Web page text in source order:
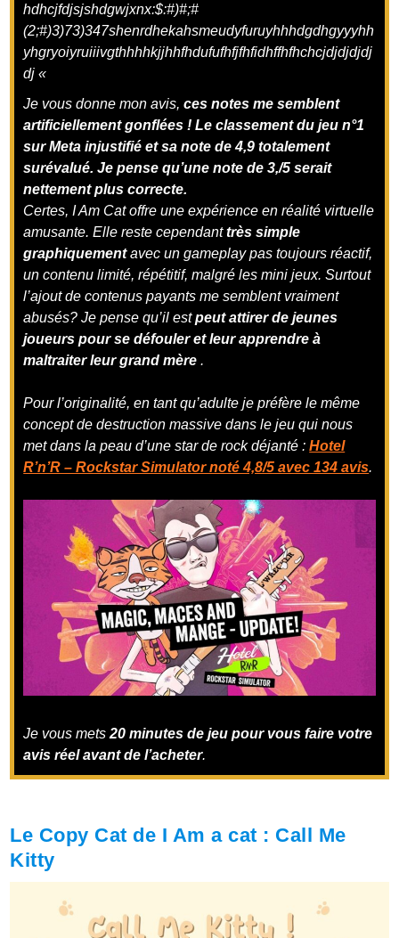
hdhcjfdjsjshdgwjxnx:$:#)#;#
(2;#)3)73)347shenrdhekahsmeudyfuruyhhhdgdhgyyyhh
yhgryoiyruiiivgthhhhkjjhhfhdufufhfjfhfidhffhfhchcjdjdjdjdj
dj «
Je vous donne mon avis,ces notes me semblent
artificiellement gonflées ! Le classement du jeu n°1
sur Meta injustifié et sa note de 4,9 totalement
surévalué. Je pense qu’une note de 3,/5 serait
nettement plus correcte.
Certes, I Am Cat offre une expérience en réalité virtuelle
amusante. Elle reste cependanttrès simple
graphiquementavec un gameplay pas toujours réactif,
un contenu limité, répétitif, malgré les mini jeux. Surtout
l’ajout de contenus payants me semblent vraiment
abusés? Je pense qu’il estpeut attirer de jeunes
joueurs pour se défouler et leur apprendre à
maltraiter leur grand mère.
Pour l’originalité, en tant qu’adulte je préfère le même
concept de destruction massive dans le jeu qui nous
met dans la peau d’une star de rock déjanté :Hotel
R’n’R – Rockstar Simulator noté 4,8/5 avec 134 avis.
Je vous mets20 minutes de jeu pour vous faire votre
avis réel avant de l’acheter.
Le Copy Cat de I Am a cat : Call Me
Kitty